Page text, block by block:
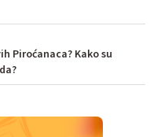
Piroćanaca? Kako su